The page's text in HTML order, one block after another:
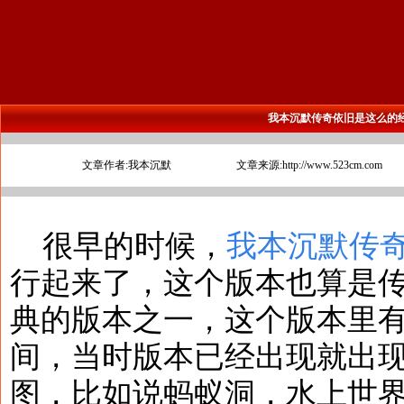
我本沉默传奇依旧是这么的
文章作者:我本沉默 文章来源:http://www.523cm.com
很早的时候， 我本沉默传
行起来了，这个版本也算是
典的版本之一，这个版本里
间，当时版本已经出现就出
图，比如说蚂蚁洞，水上世